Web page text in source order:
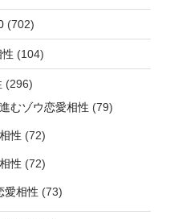
(702)
(104)
(296)
むゾウ恋愛相性 (79)
性 (72)
性 (72)
愛相性 (73)